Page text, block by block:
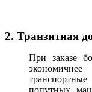
2. Транзитная
При заказе
попутных